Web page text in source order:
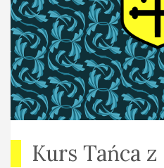
Kurs Tańca z